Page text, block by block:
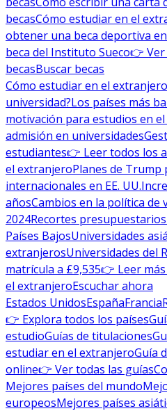
becasCómo estudiar en el
obtener una beca deportiva en
beca del Instituto Sueco👉 Ver
becasBuscar becas
Cómo estudiar en el extranjero
universidad?Los países más
motivación para estudios en
admisión en universidades
estudiantes👉 Leer todos los
el extranjeroPlanes de Trump
internacionales en EE. UU.
añosCambios en la política de
2024Recortes
Países BajosUniversidades
extranjerosUniversidades del
matrícula a £9,535👉 Leer
el extranjeroEscuchar ahora
Estados UnidosEspañaFrancia
👉 Explora todos los países
estudioGuías de titulaciones
estudiar en el extranjeroGuía
online👉 Ver todas las guías
Mejores países del mundo
europeosMejores países